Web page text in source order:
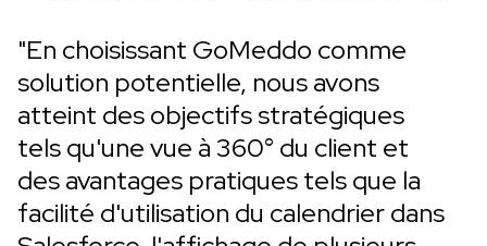
"En choisissant GoMeddo comme
solution potentielle, nous avons
atteint des objectifs stratégiques
tels qu'une vue à 360° du client et
des avantages pratiques tels que la
facilité d'utilisation du calendrier dans